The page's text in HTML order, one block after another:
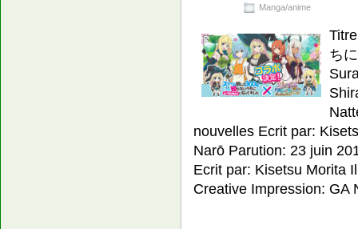
Manga/anime
ち
nouvelles Ecrit par:
Narō Parution: 23 juin
Ecrit par: Kisetsu Morita
Creative Impression: GA